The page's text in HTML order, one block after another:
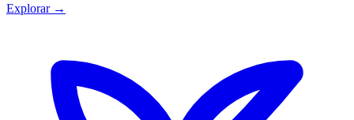
Explorar →